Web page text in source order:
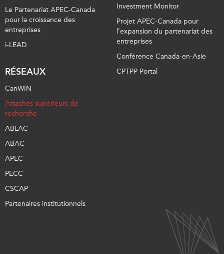
Le Partenariat APEC-Canada
pour la croissance des
entreprises
i-LEAD
RÉSEAUX
CanWIN
Attachés supérieurs de
recherche
ABLAC
ABAC
APEC
PECC
CSCAP
Partenaires institutionnels
Investment Monitor
Projet APEC-Canada pour
l’expansion du partenariat des
entreprises
Conférence Canada-en-Asie
CPTPP Portal